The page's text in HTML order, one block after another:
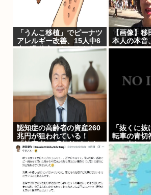
「うんこ移植」でピーナツ
アレルギー改善、15人中6
人が数粒食べられるように
【画像】移
本人の本音
www
認知症の高齢者の資産260
兆円が狙われている！
「被害者の8割がだまされ
た認識なし」
「抜くに
転車の青切
ハミ出し”